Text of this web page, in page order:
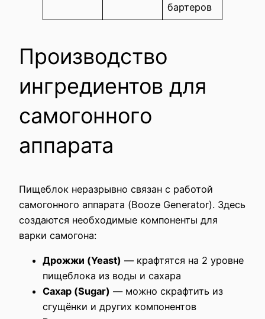
бартеров
Производство
ингредиентов для
самогонного
аппарата
Пищеблок неразрывно связан с работой
самогонного аппарата (Booze Generator). Здесь
создаются необходимые компоненты для
варки самогона:
Дрожжи (Yeast) — крафтятся на 2 уровне
пищеблока из воды и сахара
Сахар (Sugar) — можно скрафтить из
сгущёнки и других компонентов